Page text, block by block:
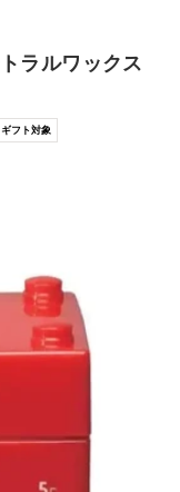
ラルワックス
ギフト対象